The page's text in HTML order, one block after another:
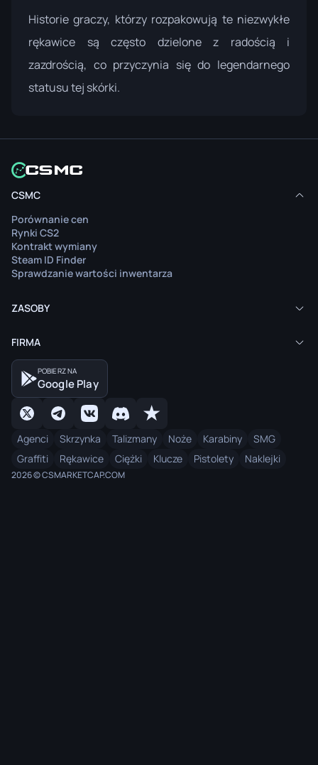
Historie graczy, którzy rozpakowują te niezwykłe
rękawice są często dzielone z radością i
zazdrością, co przyczynia się do legendarnego
statusu tej skórki.
CSMC
Porównanie cen
Rynki CS2
Kontrakt wymiany
Steam ID Finder
Sprawdzanie wartości inwentarza
ZASOBY
FIRMA
POBIERZ NA
Google Play
Agenci Skrzynka Talizmany Noże Karabiny
SMG
Graffiti
Rękawice Ciężki Klucze Pistolety Naklejki
2026 © CSMARKETCAP.COM